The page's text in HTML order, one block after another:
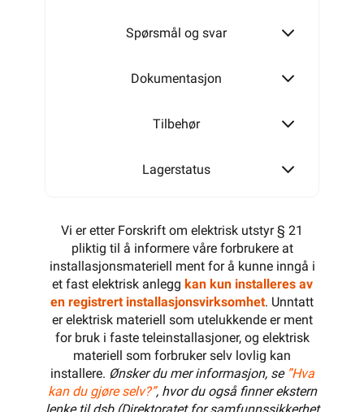
Spørsmål og svar
Dokumentasjon
Tilbehør
Lagerstatus
Vi er etter Forskrift om elektrisk utstyr § 21
pliktig til å informere våre forbrukere at
installasjonsmateriell ment for å kunne inngå i
et fast elektrisk anlegg kan kun installeres av
en registrert installasjonsvirksomhet. Unntatt
er elektrisk materiell som utelukkende er ment
for bruk i faste teleinstallasjoner, og elektrisk
materiell som forbruker selv lovlig kan
installere. Ønsker du mer informasjon, se ”Hva
kan du gjøre selv?”, hvor du også finner ekstern